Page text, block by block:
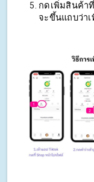
กดเพิ่มสินค้า
จะขึ้นแถบว่า